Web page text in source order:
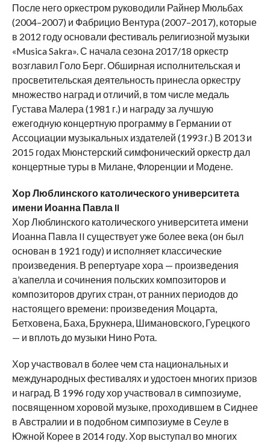
После него оркестром руководили Райнер Мюльбах
(2004–2007) и Фабрицио Вентура (2007–2017), которые
в 2012 году основали фестиваль религиозной музыки
«Musica Sakra». С начала сезона 2017/18 оркестр
возглавил Голо Берг. Обширная исполнительская и
просветительская деятельность принесла оркестру
множество наград и отличий, в том числе медаль
Густава Малера (1981 г.) и награду за лучшую
ежегодную концертную программу в Германии от
Ассоциации музыкальных издателей (1993 г.) В 2013 и
2015 годах Мюнстерский симфонический оркестр дал
концертные туры в Милане, Флоренции и Модене.
Хор Люблинского католического университета
имени Иоанна Павла II
Хор Люблинского католического университета имени
Иоанна Павла II существует уже более века (он был
основан в 1921 году) и исполняет классические
произведения. В репертуаре хора — произведения
а’капелла и сочинения польских композиторов и
композиторов других стран, от ранних периодов до
настоящего времени: произведения Моцарта,
Бетховена, Баха, Брукнера, Шимановского, Гурецкого
— и вплоть до музыки Нино Рота.
Хор участвовал в более чем ста национальных и
международных фестивалях и удостоен многих призов
и наград. В 1996 году хор участвовал в симпозиуме,
посвященном хоровой музыке, проходившем в Сиднее
в Австралии и в подобном симпозиуме в Сеуле в
Южной Корее в 2014 году. Хор выступал во многих